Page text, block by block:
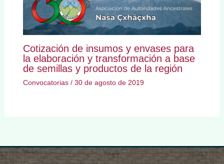
Cotización de insumos y envases para
la elaboración y transformación a base
de semillas y productos de la región
Convocatorias/ 30 de agosto de 2019